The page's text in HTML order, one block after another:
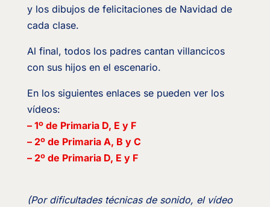
y los dibujos de felicitaciones de Navidad de
cada clase.
Al final, todos los padres cantan villancicos
con sus hijos en el escenario.
En los siguientes enlaces se pueden ver los
vídeos:
– 1º de Primaria D, E y F
– 2º de Primaria A, B y C
– 2º de Primaria D, E y F
(Por dificultades técnicas de sonido, el vídeo